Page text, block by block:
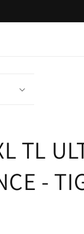
TL
-